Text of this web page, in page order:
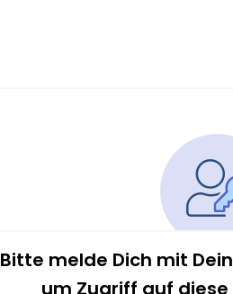
Bitte melde Dich mit
um Zugriff auf